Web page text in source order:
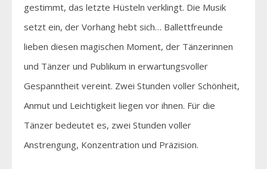
gestimmt, das letzte Hüsteln verklingt. Die Musik
setzt ein, der Vorhang hebt sich… Ballettfreunde
lieben diesen magischen Moment, der Tänzerinnen
und Tänzer und Publikum in erwartungsvoller
Gespanntheit vereint. Zwei Stunden voller Schönheit,
Anmut und Leichtigkeit liegen vor ihnen. Für die
Tänzer bedeutet es, zwei Stunden voller
Anstrengung, Konzentration und Präzision.